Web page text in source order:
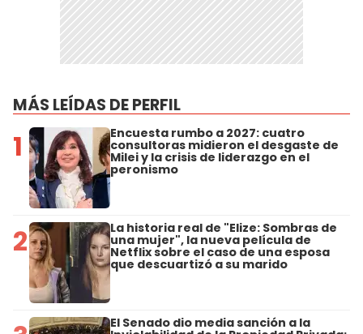
MÁS LEÍDAS DE PERFIL
1 Encuesta rumbo a 2027: cuatro
consultoras midieron el desgaste de
Milei y la crisis de liderazgo en el
peronismo
2 La historia real de "Elize: Sombras de
una mujer", la nueva película de
Netflix sobre el caso de una esposa
que descuartizó a su marido
El Senado dio media sanción a la